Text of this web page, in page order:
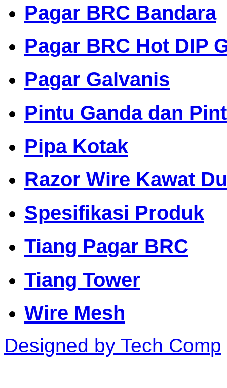
Pagar BRC Bandara
Pagar BRC Hot DIP
Pagar Galvanis
Pintu Ganda dan
Pipa Kotak
Razor Wire Kawat
Spesifikasi Produk
Tiang Pagar BRC
Tiang Tower
Wire Mesh
Designed by Tech Comp